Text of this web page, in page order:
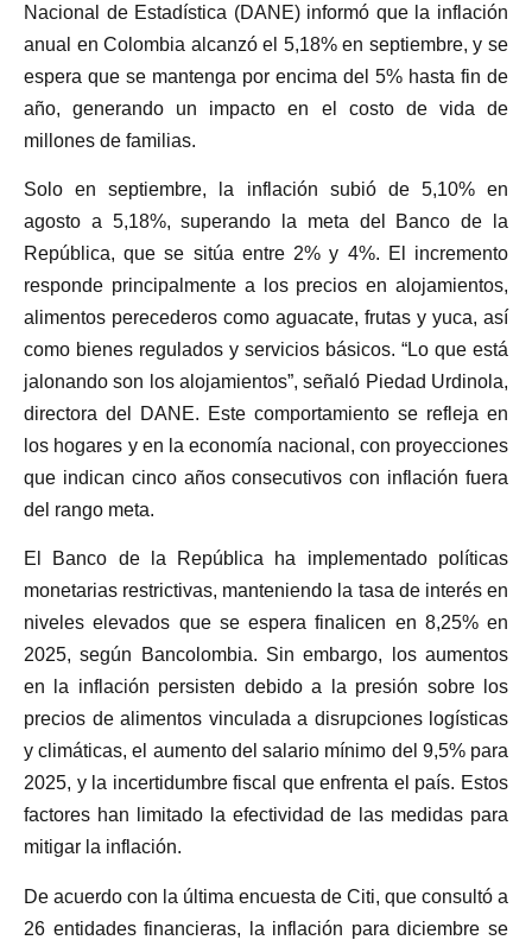
Nacional de Estadística (DANE) informó que la inflación
anual en Colombia alcanzó el 5,18% en septiembre, y se
espera que se mantenga por encima del 5% hasta fin de
año, generando un impacto en el costo de vida de
millones de familias.
Solo en septiembre, la inflación subió de 5,10% en
agosto a 5,18%, superando la meta del Banco de la
República, que se sitúa entre 2% y 4%. El incremento
responde principalmente a los precios en alojamientos,
alimentos perecederos como aguacate, frutas y yuca, así
como bienes regulados y servicios básicos. “Lo que está
jalonando son los alojamientos”, señaló Piedad Urdinola,
directora del DANE. Este comportamiento se refleja en
los hogares y en la economía nacional, con proyecciones
que indican cinco años consecutivos con inflación fuera
del rango meta.
El Banco de la República ha implementado políticas
monetarias restrictivas, manteniendo la tasa de interés en
niveles elevados que se espera finalicen en 8,25% en
2025, según Bancolombia. Sin embargo, los aumentos
en la inflación persisten debido a la presión sobre los
precios de alimentos vinculada a disrupciones logísticas
y climáticas, el aumento del salario mínimo del 9,5% para
2025, y la incertidumbre fiscal que enfrenta el país. Estos
factores han limitado la efectividad de las medidas para
mitigar la inflación.
De acuerdo con la última encuesta de Citi, que consultó a
26 entidades financieras, la inflación para diciembre se